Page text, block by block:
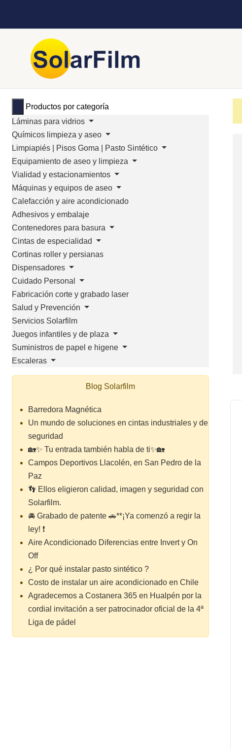
Productos por categoría
Láminas para vidrios
Químicos limpieza y aseo
Limpiapiés | Pisos Goma | Pasto Sintético
Equipamiento de aseo y limpieza
Vialidad y estacionamientos
Máquinas y equipos de aseo
Calefacción y aire acondicionado
Adhesivos y embalaje
Contenedores para basura
Cintas de especialidad
Cortinas roller y persianas
Dispensadores
Cuidado Personal
Fabricación corte y grabado laser
Salud y Prevención
Servicios Solarfilm
Juegos infantiles y de plaza
Suministros de papel e higene
Escaleras
Blog Solarfilm
Barredora Magnética
Un mundo de soluciones en cintas industriales y de
seguridad
🏡✨ Tu entrada también habla de ti✨🏡
Campos Deportivos Llacolén, en San Pedro de la
Paz
👣 Ellos eligieron calidad, imagen y seguridad con
Solarfilm.
🚘 Grabado de patente 🚗**¡Ya comenzó a regir la
ley! ❗
Aire Acondicionado Diferencias entre Invert y On
Off
¿ Por qué instalar pasto sintético ?
Costo de instalar un aire acondicionado en Chile
Agradecemos a Costanera 365 en Hualpén por la
cordial invitación a ser patrocinador oficial de la 4ª
Liga de pádel